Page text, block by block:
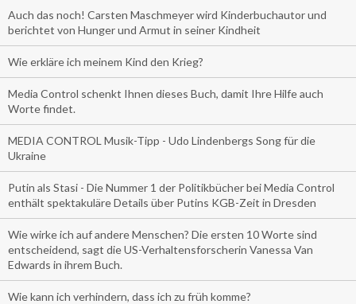
Auch das noch! Carsten Maschmeyer wird Kinderbuchautor und
berichtet von Hunger und Armut in seiner Kindheit
Wie erkläre ich meinem Kind den Krieg?
Media Control schenkt Ihnen dieses Buch, damit Ihre Hilfe auch
Worte findet.
MEDIA CONTROL Musik-Tipp - Udo Lindenbergs Song für die
Ukraine
Putin als Stasi - Die Nummer 1 der Politikbücher bei Media Control
enthält spektakuläre Details über Putins KGB-Zeit in Dresden
Wie wirke ich auf andere Menschen? Die ersten 10 Worte sind
entscheidend, sagt die US-Verhaltensforscherin Vanessa Van
Edwards in ihrem Buch.
Wie kann ich verhindern, dass ich zu früh komme?